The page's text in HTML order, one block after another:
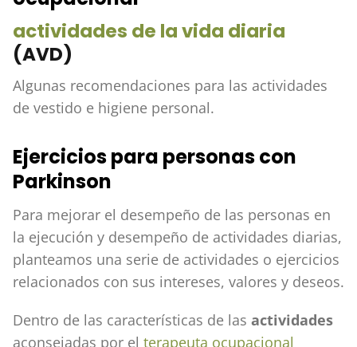
actividades de la vida diaria
(AVD)
Algunas recomendaciones para las actividades
de vestido e higiene personal.
Ejercicios para personas con
Parkinson
Para mejorar el desempeño de las personas en
la ejecución y desempeño de actividades diarias,
planteamos una serie de actividades o ejercicios
relacionados con sus intereses, valores y deseos.
Dentro de las características de las actividades
aconsejadas por el terapeuta ocupacional